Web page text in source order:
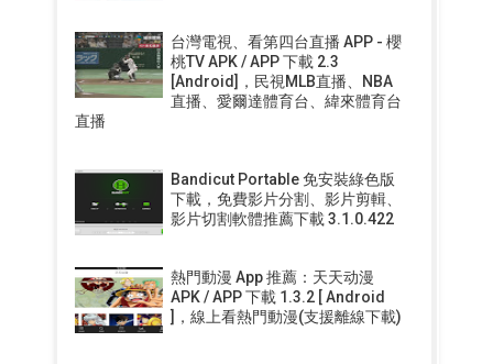
台灣電視、看第四台直播 APP - 櫻
桃TV APK / APP 下載 2.3
[Android]，民視MLB直播、NBA
直播、愛爾達體育台、緯來體育台
直播
Bandicut Portable 免安裝綠色版
下載，免費影片分割、影片剪輯、
影片切割軟體推薦下載 3.1.0.422
熱門動漫 App 推薦：天天动漫
APK / APP 下載 1.3.2 [ Android
]，線上看熱門動漫(支援離線下載)